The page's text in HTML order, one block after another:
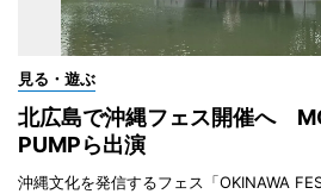
見る・遊ぶ
北広島で沖縄フェス開催へ
PUMPら出演
沖縄文化を発信するフェス「OKINAWA